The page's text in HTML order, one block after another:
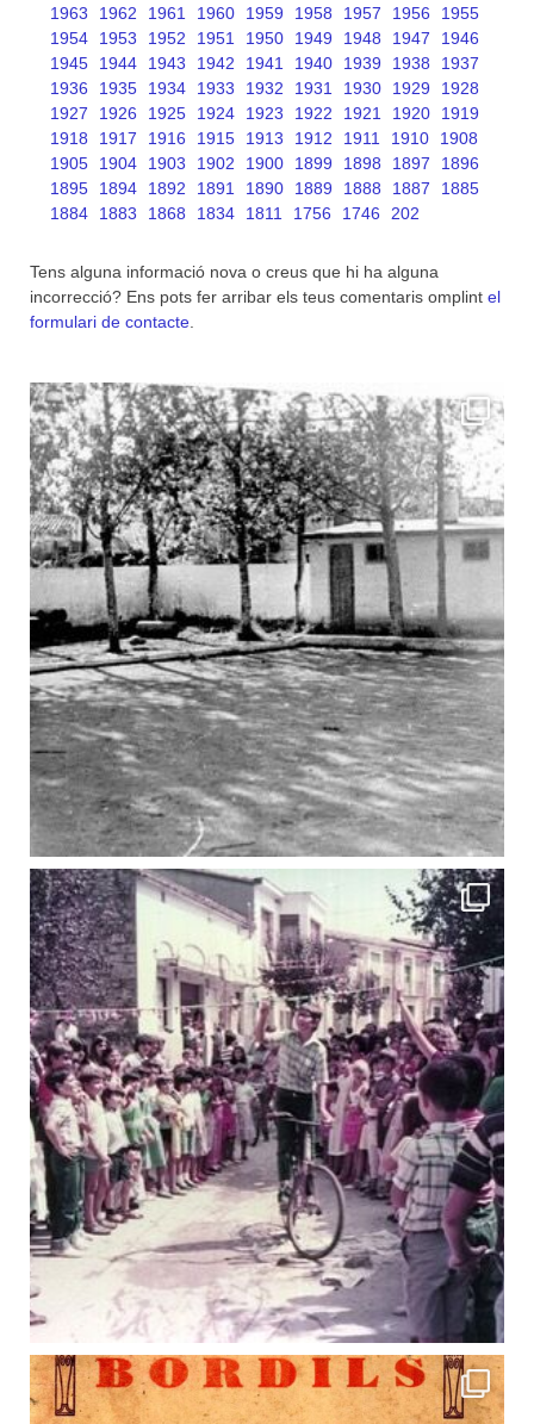
1963
1962 1961 1960 1959 1958 1957 1956
1955
1954
1953 1952 1951 1950 1949 1948 1947
1946
1945
1944 1943 1942 1941 1940 1939 1938
1937
1936
1935 1934 1933 1932 1931 1930 1929
1928
1927
1926 1925 1924 1923 1922 1921 1920
1919
1918
1917 1916 1915 1913 1912 1911 1910
1908
1905
1904 1903 1902 1900 1899 1898 1897
1896
1895
1894 1892 1891 1890 1889 1888 1887
1885
1884
1883 1868 1834 1811 1756 1746 202
Tens alguna informació nova o creus que hi ha alguna
incorrecció? Ens pots fer arribar els teus comentaris omplint el
formulari de contacte.